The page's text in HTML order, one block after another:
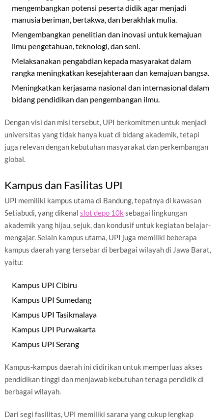
mengembangkan potensi peserta didik agar menjadi
manusia beriman, bertakwa, dan berakhlak mulia.
Mengembangkan penelitian dan inovasi untuk kemajuan
ilmu pengetahuan, teknologi, dan seni.
Melaksanakan pengabdian kepada masyarakat dalam
rangka meningkatkan kesejahteraan dan kemajuan bangsa.
Meningkatkan kerjasama nasional dan internasional dalam
bidang pendidikan dan pengembangan ilmu.
Dengan visi dan misi tersebut, UPI berkomitmen untuk menjadi
universitas yang tidak hanya kuat di bidang akademik, tetapi
juga relevan dengan kebutuhan masyarakat dan perkembangan
global.
Kampus dan Fasilitas UPI
UPI memiliki kampus utama di Bandung, tepatnya di kawasan
Setiabudi, yang dikenal slot depo 10k sebagai lingkungan
akademik yang hijau, sejuk, dan kondusif untuk kegiatan belajar-
mengajar. Selain kampus utama, UPI juga memiliki beberapa
kampus daerah yang tersebar di berbagai wilayah di Jawa Barat,
yaitu:
Kampus UPI Cibiru
Kampus UPI Sumedang
Kampus UPI Tasikmalaya
Kampus UPI Purwakarta
Kampus UPI Serang
Kampus-kampus daerah ini didirikan untuk memperluas akses
pendidikan tinggi dan menjawab kebutuhan tenaga pendidik di
berbagai wilayah.
Dari segi fasilitas, UPI memiliki sarana yang cukup lengkap